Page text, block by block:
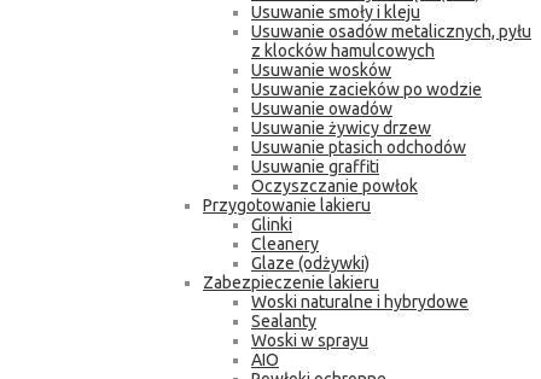
Usuwanie smoły i kleju
Usuwanie osadów metalicznych, pyłu
z klocków hamulcowych
Usuwanie wosków
Usuwanie zacieków po wodzie
Usuwanie owadów
Usuwanie żywicy drzew
Usuwanie ptasich odchodów
Usuwanie graffiti
Oczyszczanie powłok
Przygotowanie lakieru
Glinki
Cleanery
Glaze (odżywki)
Zabezpieczenie lakieru
Woski naturalne i hybrydowe
Sealanty
Woski w sprayu
AIO